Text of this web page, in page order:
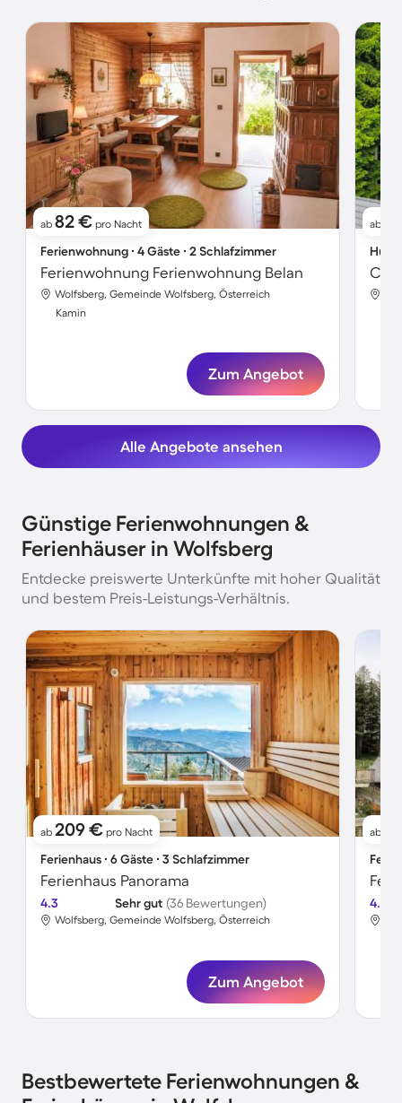
ab 82 € pro Nacht
Ferienwohnung ∙ 4 Gäste ∙ 2 Schlafzimmer
Ferienwohnung Ferienwohnung Belan
Wolfsberg, Gemeinde Wolfsberg, Österreich
Kamin
Zum Angebot
ab
Hütte
Alle Angebote ansehen
Günstige Ferienwohnungen &
Ferienhäuser in Wolfsberg
Entdecke preiswerte Unterkünfte mit hoher Qualität
und bestem Preis-Leistungs-Verhältnis.
ab 209 € pro Nacht
Ferienhaus ∙ 6 Gäste ∙ 3 Schlafzimmer
Ferienhaus Panorama
4.3 Sehr gut (36 Bewertungen)
Wolfsberg, Gemeinde Wolfsberg, Österreich
Zum Angebot
ab
4.5
Bestbewertete Ferienwohnungen &